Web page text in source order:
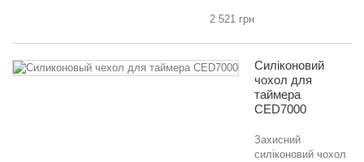
2 521 грн
Силіконовий
чохол для
таймера
CED7000
Захисний
силіконовий чохол